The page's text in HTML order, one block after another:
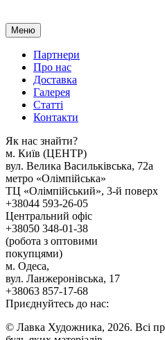
Меню
Партнери
Про нас
Доставка
Галерея
Статтi
Контакти
Як наc знайти?
м. Киïв (ЦЕНТР)
вул. Велика Васильківська, 72а
метро «Олімпійська»
ТЦ «Олімпійський», 3-й поверх
+38044 593-26-05
Центральний офіс
+38050 348-01-38
(робота з оптовими
покупцями)
м. Одеса,
вул. Ланжеронівська, 17
+38063 857-17-68
Приєднуйтесь до нас:
© Лавка Художника, 2026. Всі